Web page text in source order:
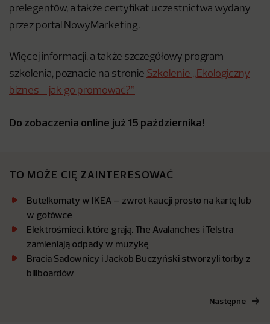
prelegentów, a także certyfikat uczestnictwa wydany
przez portal NowyMarketing.
Więcej informacji, a także szczegółowy program
szkolenia, poznacie na stronie Szkolenie „Ekologiczny
biznes – jak go promować?”
Do zobaczenia online już 15 października!
TO MOŻE CIĘ ZAINTERESOWAĆ
Butelkomaty w IKEA – zwrot kaucji prosto na kartę lub
w gotówce
Elektrośmieci, które grają. The Avalanches i Telstra
zamieniają odpady w muzykę
Bracia Sadownicy i Jackob Buczyński stworzyli torby z
billboardów
Następne